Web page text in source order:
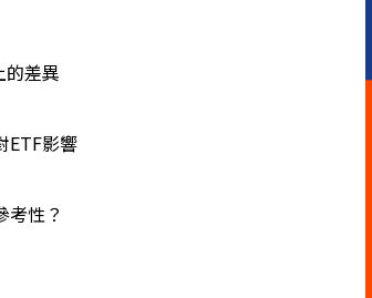
的差異
ETF影響
考性？